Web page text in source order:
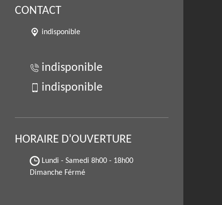
CONTACT
indisponible
indisponible
indisponible
HORAIRE D'OUVERTURE
Lundi - Samedi 8h00 - 18h00
Dimanche Férmé